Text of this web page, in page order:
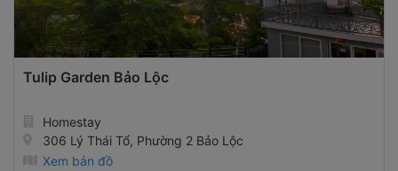
Tulip Garden Bảo Lộc
Homestay
306 Lý Thái Tổ, Phường 2 Bảo Lộc
Xem bản đồ